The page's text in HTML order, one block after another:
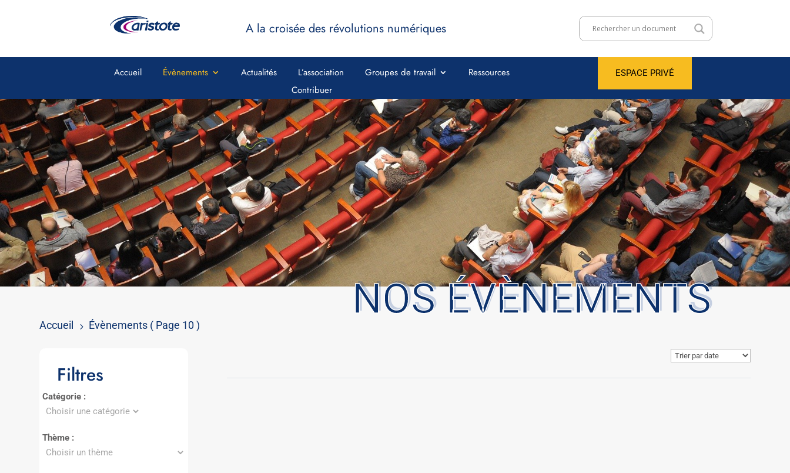
A la croisée des révolutions numériques
Accueil Évènements Actualités L’association Groupes de travail
Ressources
Contribuer
ESPACE PRIVÉ
NOS ÉVÈNEMENTS
Accueil 5 Évènements ( Page 10 )
Filtres
Catégorie :
Thème :